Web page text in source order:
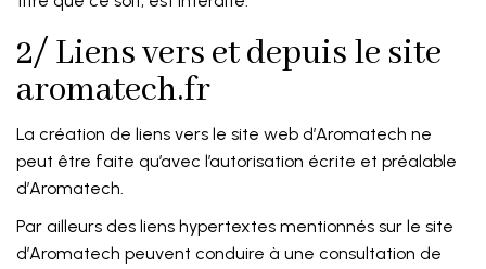
2/ Liens vers et depuis le site
aromatech.fr
La création de liens vers le site web d’Aromatech ne
peut être faite qu’avec l’autorisation écrite et préalable
d’Aromatech.
Par ailleurs des liens hypertextes mentionnés sur le site
d’Aromatech peuvent conduire à une consultation de